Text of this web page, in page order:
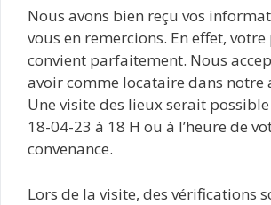
Nous avons bien reçu vos
vous en remercions. En effet,
convient parfaitement. Nous
avoir comme locataire dans notre
Une visite des lieux serait
18-04-23 à 18 H ou à l’heure de
convenance.
Lors de la visite, des vérifications